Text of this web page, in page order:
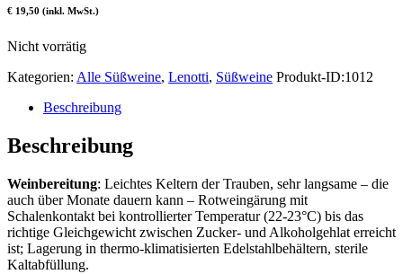
€ 19,50 (inkl. MwSt.)
Nicht vorrätig
Kategorien: Alle Süßweine, Lenotti, Süßweine Produkt-ID:1012
Beschreibung
Beschreibung
Weinbereitung: Leichtes Keltern der Trauben, sehr langsame – die
auch über Monate dauern kann – Rotweingärung mit
Schalenkontakt bei kontrollierter Temperatur (22-23°C) bis das
richtige Gleichgewicht zwischen Zucker- und Alkoholgehlat erreicht
ist; Lagerung in thermo-klimatisierten Edelstahlbehältern, sterile
Kaltabfüllung.